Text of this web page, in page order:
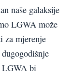
naše galaksije
LGWA može
za mjerenje
LGWA bi